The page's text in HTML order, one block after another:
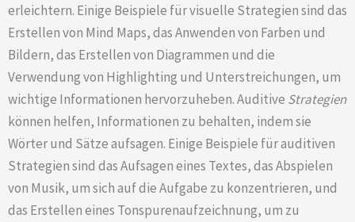
erleichtern. Einige Beispiele für visuelle Strategien sind das
Erstellen von Mind Maps, das Anwenden von Farben und
Bildern, das Erstellen von Diagrammen und die
Verwendung von Highlighting und Unterstreichungen, um
wichtige Informationen hervorzuheben. Auditive Strategien
können helfen, Informationen zu behalten, indem sie
Wörter und Sätze aufsagen. Einige Beispiele für auditiven
Strategien sind das Aufsagen eines Textes, das Abspielen
von Musik, um sich auf die Aufgabe zu konzentrieren, und
das Erstellen eines Tonspurenaufzeichnung, um zu